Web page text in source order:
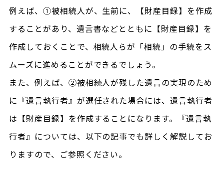
例えば、①被相続人が、生前に、【財産目録】を作成
することがあり、遺言書などとともに【財産目録】を
作成しておくことで、相続人らが「相続」の手続をス
ムーズに進めることができるでしょう。
また、例えば、②被相続人が残した遺言の実現のため
に『遺言執行者』が選任された場合には、遺言執行者
は【財産目録】を作成することになります。『遺言執
行者』については、以下の記事でも詳しく解説してお
りますので、ご参照ください。